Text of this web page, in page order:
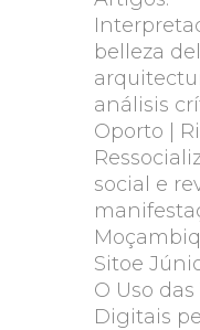
belleza
análisis
Oporto |
social e
Sitoe
O Uso
Digitais